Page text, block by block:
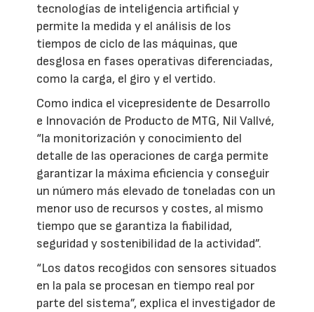
tecnologías de inteligencia artificial y
permite la medida y el análisis de los
tiempos de ciclo de las máquinas, que
desglosa en fases operativas diferenciadas,
como la carga, el giro y el vertido.
Como indica el vicepresidente de Desarrollo
e Innovación de Producto de MTG, Nil Vallvé,
“la monitorización y conocimiento del
detalle de las operaciones de carga permite
garantizar la máxima eficiencia y conseguir
un número más elevado de toneladas con un
menor uso de recursos y costes, al mismo
tiempo que se garantiza la fiabilidad,
seguridad y sostenibilidad de la actividad”.
“Los datos recogidos con sensores situados
en la pala se procesan en tiempo real por
parte del sistema”, explica el investigador de